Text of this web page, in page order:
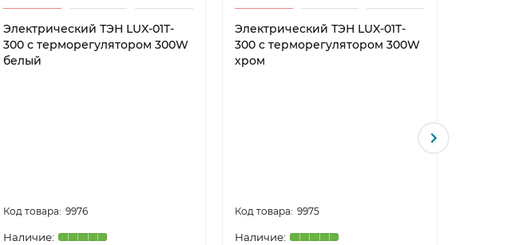
Электрический ТЭН LUX-01T-
300 с терморегулятором 300W
белый
9976
Электрический ТЭН LUX-01T-
300 с терморегулятором 300W
хром
9975